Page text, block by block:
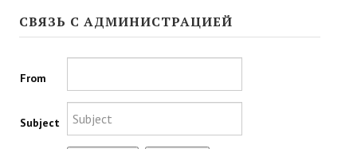
Age of Pirates: Caribbean Tales Remaster Fan Edition
Sea Dogs - City of Abandoned Ships Remaster Fan Edition
Sea Dogs Remaster Fan Edition
NEKOPARA
СВЯЗЬ С АДМИНИСТРАЦИЕЙ
From
Subject